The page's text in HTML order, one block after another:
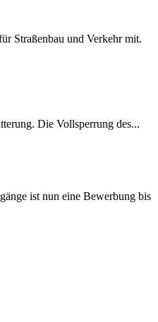
Straßenbau und Verkehr mit.
Die Vollsperrung des...
ist nun eine Bewerbung bis